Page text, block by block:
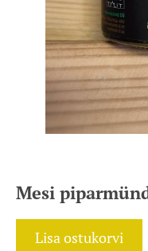
Mesi
Lisa ostukorvi